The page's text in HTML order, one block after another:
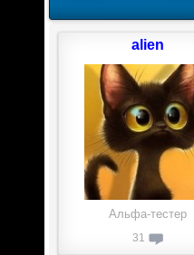
alien
Альфа-тестер
31